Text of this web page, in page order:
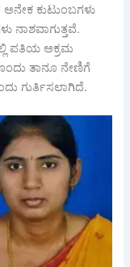
ಕುಟುಂಬಗಳು
ನಾಶವಾಗುತ್ತವೆ.
ಪತಿಯ ಅಕ್ರಮ
ತಾನೂ ನೇಣಿಗೆ
ಗುರ್ತಿಸಲಾಗಿದೆ.